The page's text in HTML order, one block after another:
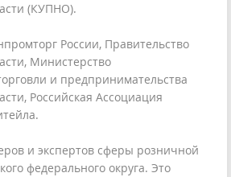
(КУПНО).
России, Правительство
Министерство
и предпринимательства
Российская Ассоциация
и экспертов сферы розничной
федерального округа. Это